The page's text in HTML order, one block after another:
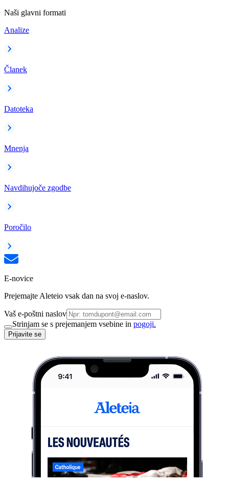
Naši glavni formati
Analize
Članek
Datoteka
Mnenja
Navdihujoče zgodbe
Poročilo
E-novice
Prejemajte Aleteio vsak dan na svoj e-naslov.
Vaš e-poštni naslov
Strinjam se s prejemanjem vsebine in pogoji.
Prijavite se